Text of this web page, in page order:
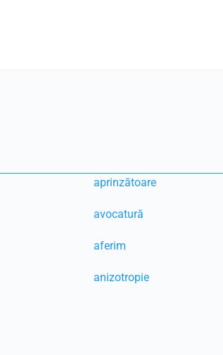
aprinzătoare
avocatură
aferim
anizotropie